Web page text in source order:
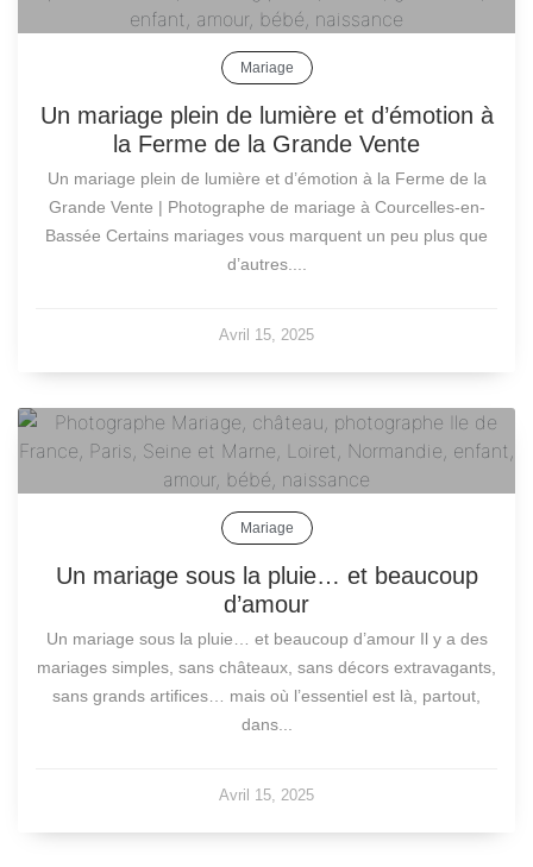
Mariage
Un mariage plein de lumière et d’émotion à
la Ferme de la Grande Vente
Un mariage plein de lumière et d’émotion à la Ferme de la
Grande Vente | Photographe de mariage à Courcelles-en-
Bassée Certains mariages vous marquent un peu plus que
d’autres....
Avril 15, 2025
Mariage
Un mariage sous la pluie… et beaucoup
d’amour
Un mariage sous la pluie… et beaucoup d’amour Il y a des
mariages simples, sans châteaux, sans décors extravagants,
sans grands artifices… mais où l’essentiel est là, partout,
dans...
Avril 15, 2025